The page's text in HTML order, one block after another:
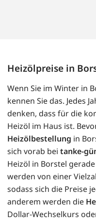
Heizölpreise in
Wenn Sie im Winter in
kennen Sie das. Jedes
denken, dass für die
Heizöl im Haus ist.
Heizölbestellung in
sich vorab bei tanke-
Heizöl in Borstel
werden von einer
sodass sich die Preise
anderem werden die
Dollar-Wechselkurs